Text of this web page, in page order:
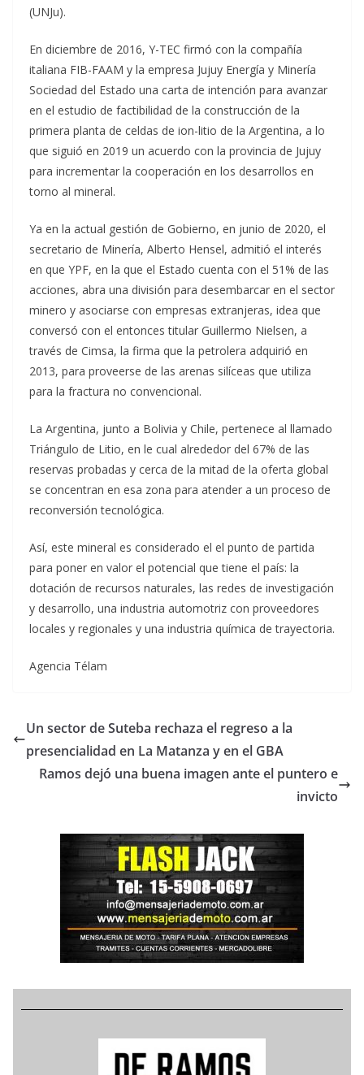
(UNJu).
En diciembre de 2016, Y-TEC firmó con la compañía
italiana FIB-FAAM y la empresa Jujuy Energía y Minería
Sociedad del Estado una carta de intención para avanzar
en el estudio de factibilidad de la construcción de la
primera planta de celdas de ion-litio de la Argentina, a lo
que siguió en 2019 un acuerdo con la provincia de Jujuy
para incrementar la cooperación en los desarrollos en
torno al mineral.
Ya en la actual gestión de Gobierno, en junio de 2020, el
secretario de Minería, Alberto Hensel, admitió el interés
en que YPF, en la que el Estado cuenta con el 51% de las
acciones, abra una división para desembarcar en el sector
minero y asociarse con empresas extranjeras, idea que
conversó con el entonces titular Guillermo Nielsen, a
través de Cimsa, la firma que la petrolera adquirió en
2013, para proveerse de las arenas silíceas que utiliza
para la fractura no convencional.
La Argentina, junto a Bolivia y Chile, pertenece al llamado
Triángulo de Litio, en le cual alrededor del 67% de las
reservas probadas y cerca de la mitad de la oferta global
se concentran en esa zona para atender a un proceso de
reconversión tecnológica.
Así, este mineral es considerado el el punto de partida
para poner en valor el potencial que tiene el país: la
dotación de recursos naturales, las redes de investigación
y desarrollo, una industria automotriz con proveedores
locales y regionales y una industria química de trayectoria.
Agencia Télam
Un sector de Suteba rechaza el regreso a la
presencialidad en La Matanza y en el GBA
Ramos dejó una buena imagen ante el puntero e
invicto